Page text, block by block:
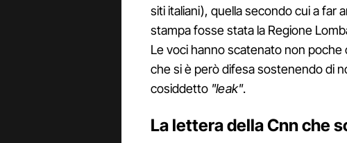
siti italiani), quella secondo cui a far
stampa fosse stata la Regione
Le voci hanno scatenato non
che si è però difesa sostenendo di
cosiddetto "leak".
La lettera della Cnn che